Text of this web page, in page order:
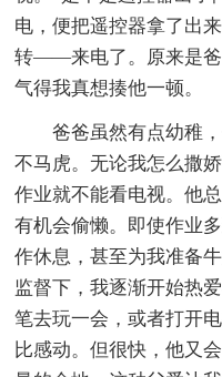
电，便把遥控器拿了出
转——来电了。原来是
气得我真想揍他一顿。
爸爸虽然有点幼稚，
不马虎。无论我怎么撒
作业就不能看电视。他
有机会偷懒。即使作业
作休息，甚至为我准备
监督下，我逐渐开始热
笔去玩一会，或者打开
比感动。但很快，他又